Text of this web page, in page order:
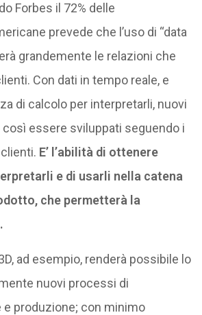
Forbes il 72% delle
prevede che l’uso di “data
grandemente le relazioni che
Con dati in tempo reale, e
di calcolo per interpretarli, nuovi
essere sviluppati seguendo i
E’ l’abilità di ottenere
e di usarli nella catena
che permetterà la
ad esempio, renderà possibile lo
nuovi processi di
produzione; con minimo